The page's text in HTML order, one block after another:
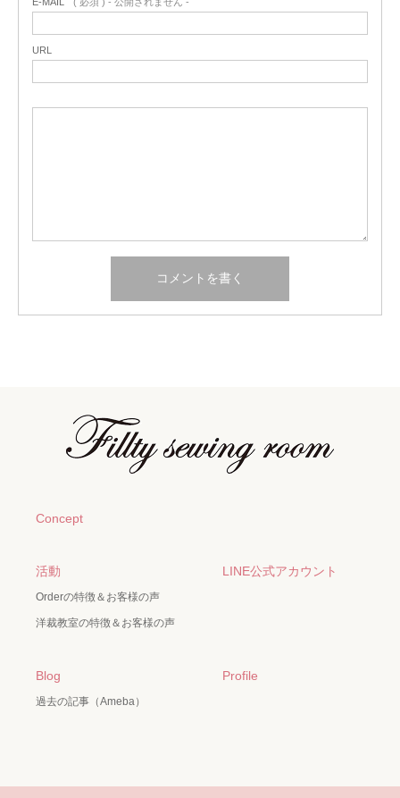
URL
Concept
活動
Orderの特徴＆お客様の声
洋裁教室の特徴＆お客様の声
LINE公式アカウント
Blog
過去の記事（Ameba）
Profile